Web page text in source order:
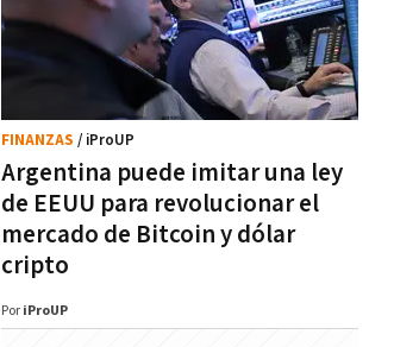
Argentina puede imitar una ley
de EEUU para revolucionar el
mercado de Bitcoin y dólar
cripto
FINANZAS / iProUP
Por iProUP